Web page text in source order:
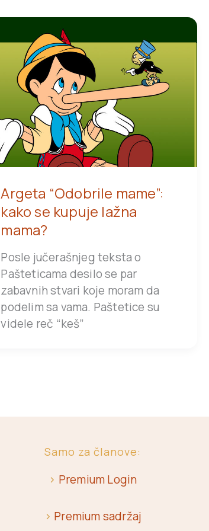
Argeta “Odobrile mame”:
kako se kupuje lažna
mama?
Posle jučerašnjeg teksta o
Pašteticama desilo se par
zabavnih stvari koje moram da
podelim sa vama. Paštetice su
videle reč “keš”
Samo za članove:
> Premium Login
> Premium sadržaj